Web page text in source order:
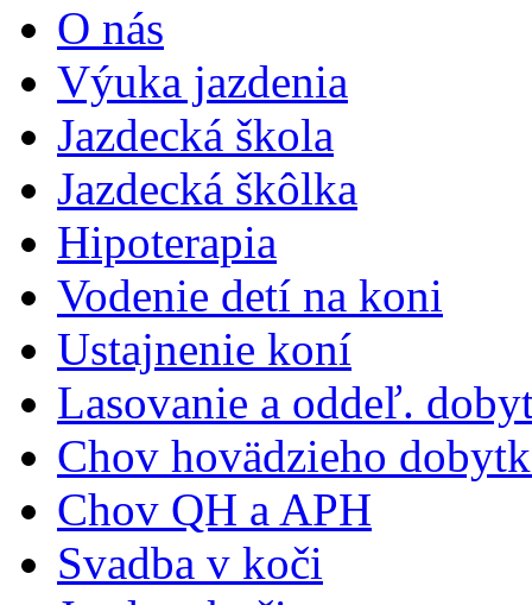
O nás
Výuka jazdenia
Jazdecká škola
Jazdecká škôlka
Hipoterapia
Vodenie detí na koni
Ustajnenie koní
Lasovanie a oddeľ.
Chov hovädzieho
Chov QH a APH
Svadba v koči